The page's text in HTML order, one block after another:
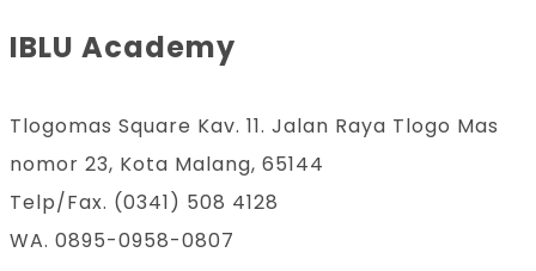
IBLU Academy
Tlogomas Square Kav. 11. Jalan Raya Tlogo Mas
nomor 23, Kota Malang, 65144
Telp/Fax. (0341) 508 4128
WA. 0895-0958-0807